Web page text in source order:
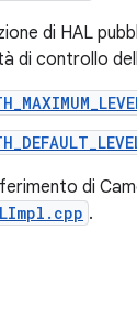
di HAL
di controllo
di
.